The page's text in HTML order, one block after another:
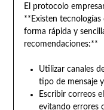
El protocolo
**Existen
forma rápida y
recomendaciones:**
Utilizar canales
tipo de mensaje
Escribir correos
evitando errores